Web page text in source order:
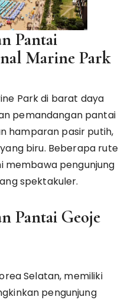
Pantai
Marine Park
Park di barat daya
pemandangan pantai
hamparan pasir putih,
biru. Beberapa rute
membawa pengunjung
spektakuler.
Pantai Geoje
Selatan, memiliki
pengunjung